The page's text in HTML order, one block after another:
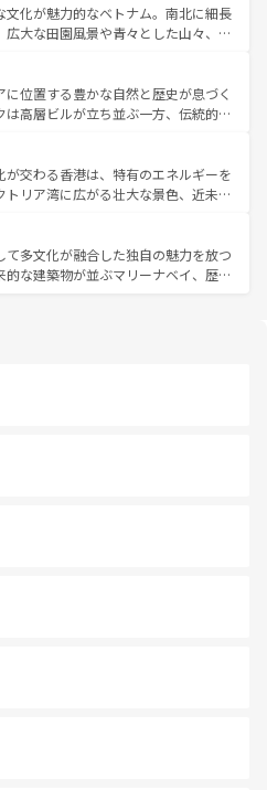
。 なお、新着の台湾情報は コンテンツ一覧を参
ムチや焼肉、絶品のストリートフード
国料理が待っている。夜には、韓国な
、韓国の多彩な魅力を心ゆくまで味
わってみてほしい。 なお、新着の韓国情報はコンテンツ一
。
文化が魅力的なベトナム。南北に細長
広大な田園風景や青々とした山々、世
が息づく。ハノイの古い町並みやホ
ス統治時代の建物も、独特の雰囲気を
た、バラエティの豊かさとおいしさで
ミー、ベトナムコーヒーなどは、ぜ
。どの地域を訪れてもあたたかい人々
れるので、きっと忘れられない旅にな
に位置する豊かな自然と歴史が息づく
は高層ビルが立ち並ぶ一方、伝統的な
。北部ではチェンマイなどの山岳地
、南部ではプーケットやクラビの美し
気分を楽しむことができる。タイ料理
温暖で、どの季節にも異なる楽しみ
みやすいタイの人々、仏教を中心とし
な観光資源が、訪れる旅人を魅了し続
が交わる香港は、特有のエネルギーを
トリア湾に広がる壮大な景色、近未来
動するはず。観光スポットが密集し
どころを回れるのも魅力。息をのむよ
な体験まで、香港を存分に楽しみ尽く
て多文化が融合した独自の魅力を放つ
的な建築物が並ぶマリーナベイ、歴史
の風情を楽しめる外せないスポット